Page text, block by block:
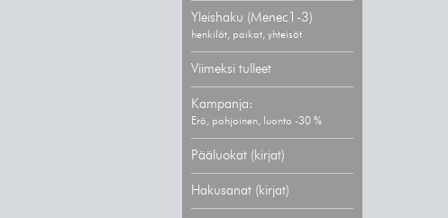
Yleishaku (Menec1-3)
henkilöt, paikat, yhteisöt
Viimeksi tulleet
Kampanja:
Erä, pohjoinen, luonto -30 %
Pääluokat (kirjat)
Hakusanat (kirjat)